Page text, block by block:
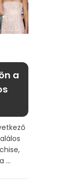
a
...